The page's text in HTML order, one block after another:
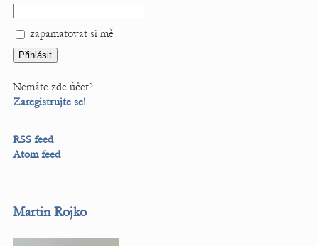
zapamatovat si mě
Nemáte zde účet?
Zaregistrujte se!
RSS feed
Atom feed
Martin Rojko